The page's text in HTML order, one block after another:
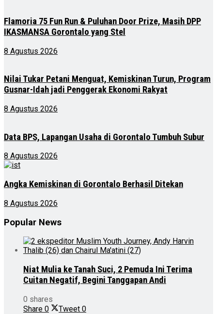
Flamoria 75 Fun Run & Puluhan Door Prize, Masih DPP
IKASMANSA Gorontalo yang Stel
8 Agustus 2026
Nilai Tukar Petani Menguat, Kemiskinan Turun, Program
Gusnar-Idah jadi Penggerak Ekonomi Rakyat
8 Agustus 2026
Data BPS, Lapangan Usaha di Gorontalo Tumbuh Subur
8 Agustus 2026
Angka Kemiskinan di Gorontalo Berhasil Ditekan
8 Agustus 2026
Popular News
Niat Mulia ke Tanah Suci, 2 Pemuda Ini Terima
Cuitan Negatif, Begini Tanggapan Andi
0 shares
Share 0 Tweet 0